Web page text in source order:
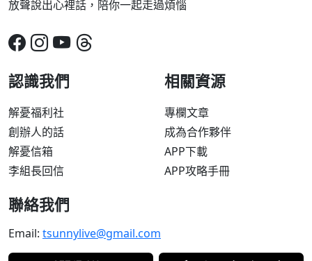
放聲說出心裡話，陪你一起走過煩惱
認識我們
解憂福利社
創辦人的話
解憂信箱
李組長回信
相關資源
專欄文章
成為合作夥伴
APP下載
APP攻略手冊
聯絡我們
Email: tsunnylive@gmail.com